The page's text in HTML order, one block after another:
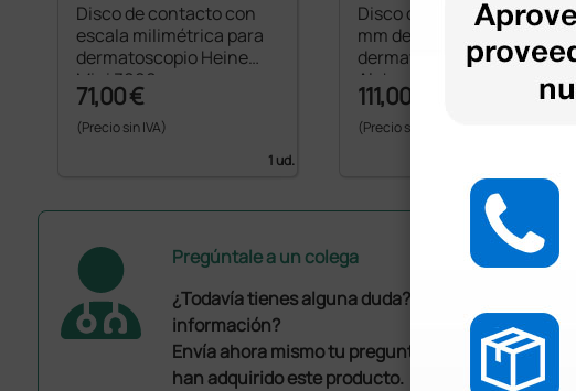
Disco de contacto con
escala milimétrica para
dermatoscopio Heine
Mini 3000
71,00 €
(Precio sin IVA)
1 ud.
Disco de contacto de 8
mm de diámetro para
dermatoscopios Heine
Alpha+ y Mini 3000
111,00 €
(Precio sin IVA)
Pregúntale a un colega
¿Todavía tienes alguna duda? ¿Necesitas más
información?
Envía ahora mismo tu pregunta a los colegas que ya
han adquirido este producto.